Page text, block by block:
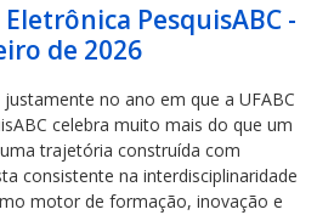
PesquisABC -
de 2026
no ano em que a UFABC
celebra muito mais do que um
trajetória construída com
consistente na interdisciplinaridade
motor de formação, inovação e